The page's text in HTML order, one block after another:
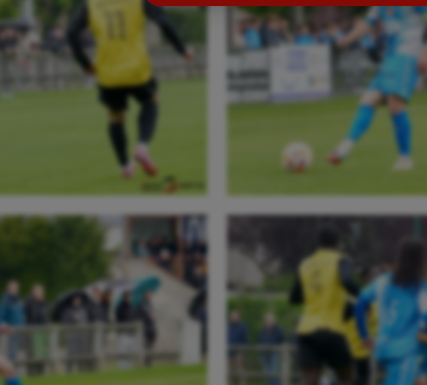
Gymnastique
Gymnastique rythmique
Haltérophilie
Handisport
Hippisme
Jeux Olympiques et Paralympiques